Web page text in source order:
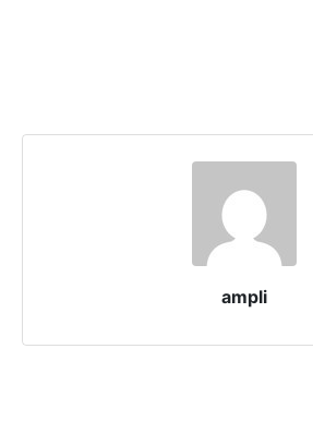
ampli